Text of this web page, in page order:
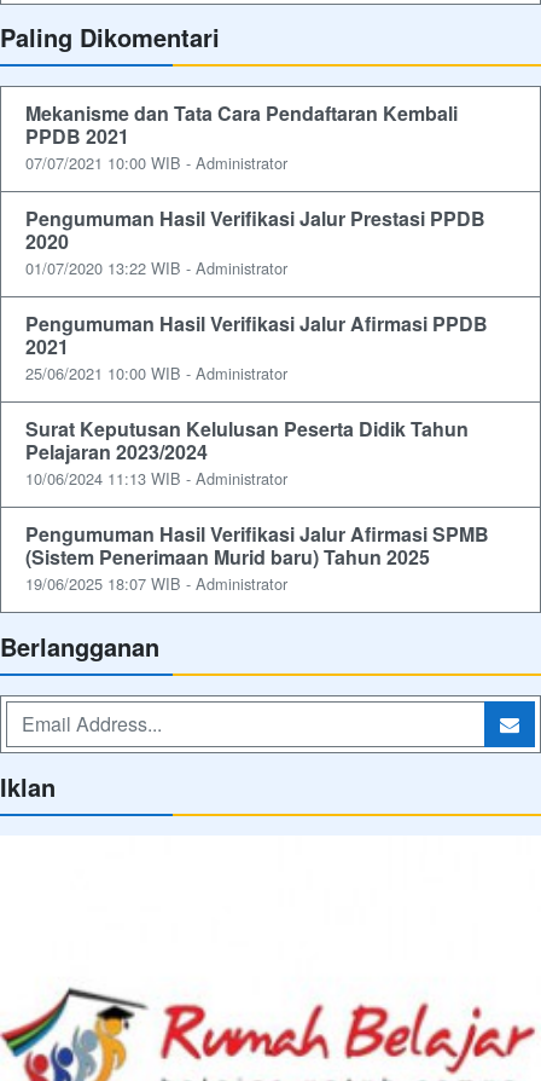
Paling Dikomentari
Mekanisme dan Tata Cara Pendaftaran Kembali
PPDB 2021
07/07/2021 10:00 WIB - Administrator
Pengumuman Hasil Verifikasi Jalur Prestasi PPDB
2020
01/07/2020 13:22 WIB - Administrator
Pengumuman Hasil Verifikasi Jalur Afirmasi PPDB
2021
25/06/2021 10:00 WIB - Administrator
Surat Keputusan Kelulusan Peserta Didik Tahun
Pelajaran 2023/2024
10/06/2024 11:13 WIB - Administrator
Pengumuman Hasil Verifikasi Jalur Afirmasi SPMB
(Sistem Penerimaan Murid baru) Tahun 2025
19/06/2025 18:07 WIB - Administrator
Berlangganan
Iklan